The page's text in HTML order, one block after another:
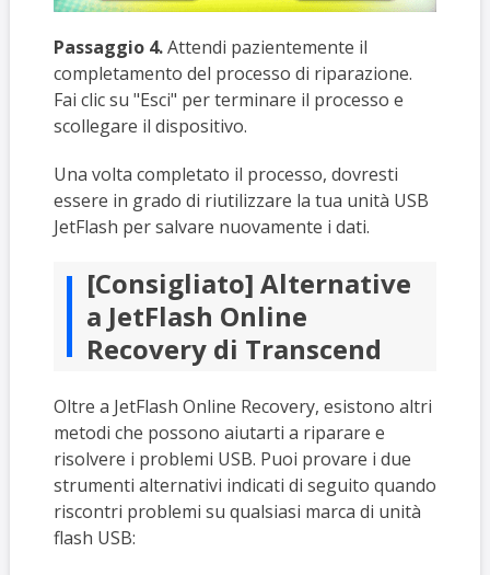
Passaggio 4.Attendi pazientemente il
completamento del processo di riparazione.
Fai clic su "Esci" per terminare il processo e
scollegare il dispositivo.
Una volta completato il processo, dovresti
essere in grado di riutilizzare la tua unità USB
JetFlash per salvare nuovamente i dati.
[Consigliato] Alternative
a JetFlash Online
Recovery di Transcend
Oltre a JetFlash Online Recovery, esistono altri
metodi che possono aiutarti a riparare e
risolvere i problemi USB. Puoi provare i due
strumenti alternativi indicati di seguito quando
riscontri problemi su qualsiasi marca di unità
flash USB: